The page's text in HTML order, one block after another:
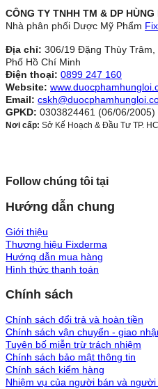
CÔNG TY TNHH TM & DP HÙNG
Nhà phân phối Dược Mỹ Phẩm
Địa chỉ: 306/19 Đặng Thùy
Phố Hồ Chí Minh
Điện thoại: 0899 247 160
Website:
Email:
GPKD: 0303824461 (06/06/2005)
Nơi cấp: Sở Kế Hoạch & Đầu Tư TP.
Follow chúng tôi tại
Hướng dẫn chung
Giới thiệu
Thương hiệu Fixderma
Hướng dẫn mua hàng
Hình thức thanh toán
Chính sách
Chính sách đổi trả và hoàn tiền
Chính sách vận chuyển - giao
Tuyên bố miễn trừ trách nhiệm
Chính sách bảo mật thông tin
Chính sách kiểm hàng
Nhiệm vụ của người bán và người